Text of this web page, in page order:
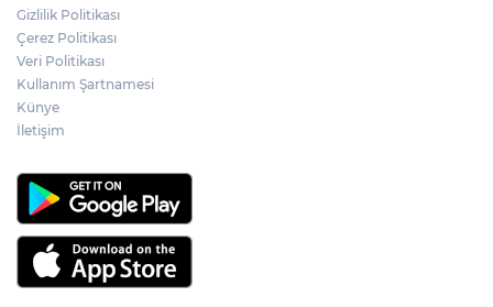
Gizlilik Politikası
Çerez Politikası
Veri Politikası
Kullanım Şartnamesi
Künye
İletişim